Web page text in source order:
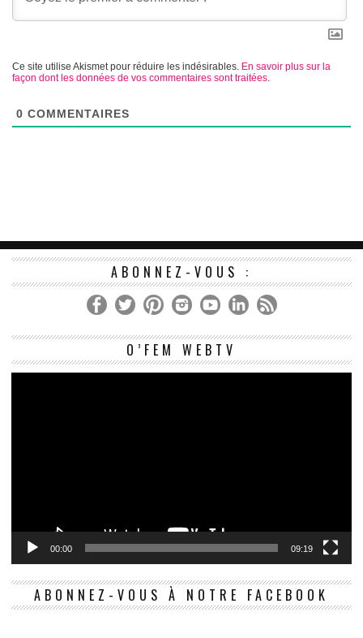
Ce site utilise Akismet pour réduire les indésirables. En savoir plus sur la
façon dont les données de vos commentaires sont traitées
0 COMMENTAIRES
ABONNEZ-VOUS :
O’FEM WEBTV
00:00 09:19
ABONNEZ-VOUS À NOTRE FACEBOOK